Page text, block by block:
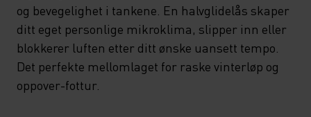
og bevegelighet i tankene. En halvglidelås skaper
ditt eget personlige mikroklima, slipper inn eller
blokkerer luften etter ditt ønske uansett tempo.
Det perfekte mellomlaget for raske vinterløp og
oppover-fottur.